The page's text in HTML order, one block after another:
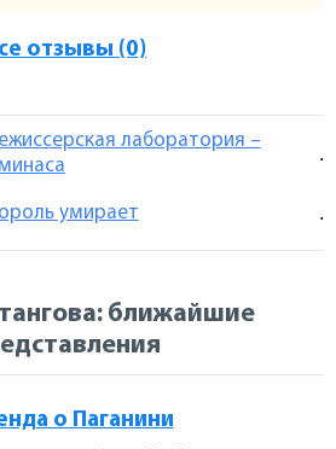
отзывы (0)
лаборатория –
.
умирает .
ближайшие
о Паганини